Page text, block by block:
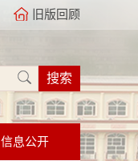
旧版回顾
信息公开